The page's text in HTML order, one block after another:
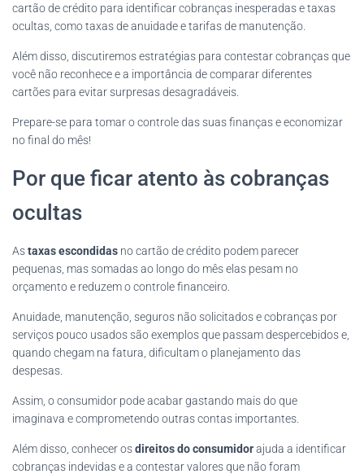
cartão de crédito para identificar cobranças inesperadas e taxas
ocultas, como taxas de anuidade e tarifas de manutenção.
Além disso, discutiremos estratégias para contestar cobranças que
você não reconhece e a importância de comparar diferentes
cartões para evitar surpresas desagradáveis.
Prepare-se para tomar o controle das suas finanças e economizar
no final do mês!
Por que ficar atento às cobranças
ocultas
Astaxas escondidas no cartão de crédito podem parecer
pequenas, mas somadas ao longo do mês elas pesam no
orçamento e reduzem o controle financeiro.
Anuidade, manutenção, seguros não solicitados e cobranças por
serviços pouco usados são exemplos que passam despercebidos e,
quando chegam na fatura, dificultam o planejamento das
despesas.
Assim, o consumidor pode acabar gastando mais do que
imaginava e comprometendo outras contas importantes.
Além disso, conhecer osdireitos do consumidorajuda a identificar
cobranças indevidas e a contestar valores que não foram